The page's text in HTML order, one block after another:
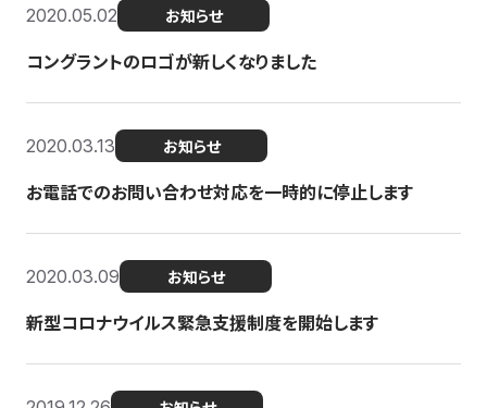
2020.05.02 お知らせ
コングラントのロゴが新しくなりました
2020.03.13 お知らせ
お電話でのお問い合わせ対応を一時的に停止します
2020.03.09 お知らせ
新型コロナウイルス緊急支援制度を開始します